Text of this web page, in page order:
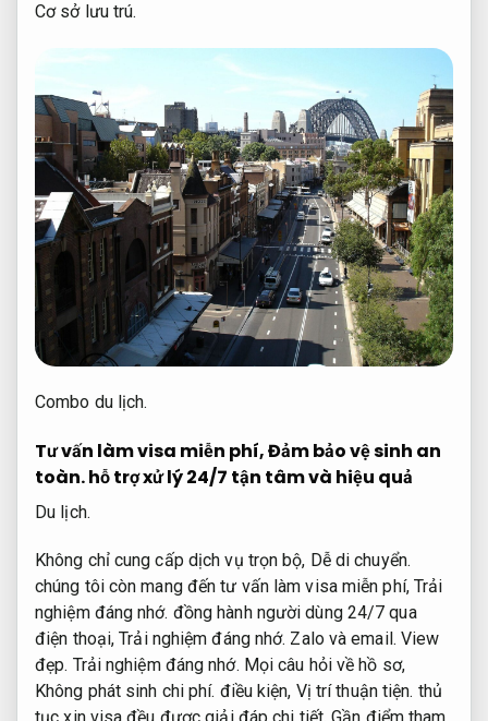
Cơ sở lưu trú.
Combo du lịch.
Tư vấn làm visa miễn phí,Đảm bảo vệ sinh an
toàn.hỗ trợ xử lý 24/7 tận tâm và hiệu quả
Du lịch.
Không chỉ cung cấp dịch vụ trọn bộ, Dễ di chuyển.
chúng tôi còn mang đến tư vấn làm visa miễn phí, Trải
nghiệm đáng nhớ. đồng hành người dùng 24/7 qua
điện thoại,Trải nghiệm đáng nhớ. Zalo và email. View
đẹp. Trải nghiệm đáng nhớ. Mọi câu hỏi về hồ sơ,
Không phát sinh chi phí. điều kiện, Vị trí thuận tiện. thủ